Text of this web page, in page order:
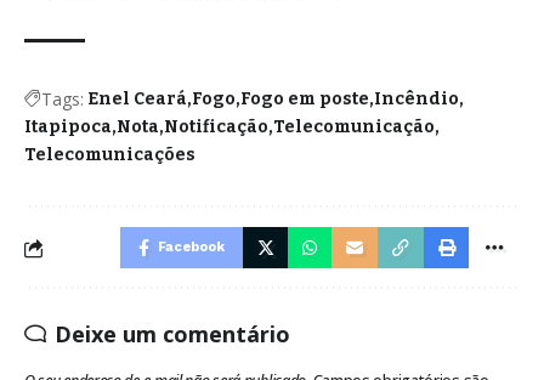
Tags: Enel Ceará Fogo Fogo em poste Incêndio
Itapipoca Nota Notificação Telecomunicação
Telecomunicações
Facebook
Deixe um comentário